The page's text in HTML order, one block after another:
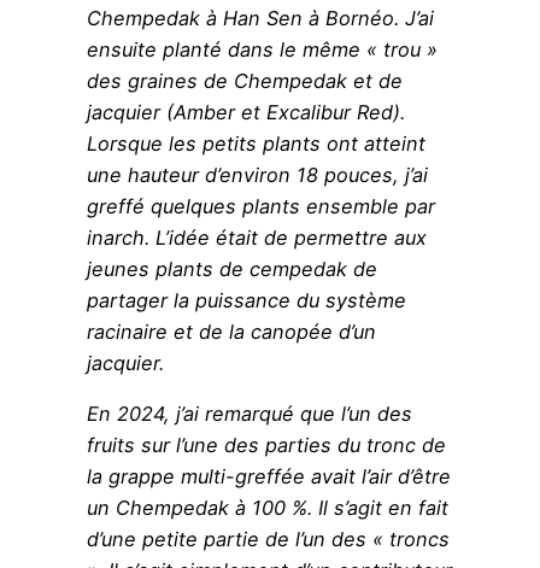
Chempedak à Han Sen à Bornéo. J’ai
ensuite planté dans le même « trou »
des graines de Chempedak et de
jacquier (Amber et Excalibur Red).
Lorsque les petits plants ont atteint
une hauteur d’environ 18 pouces, j’ai
greffé quelques plants ensemble par
inarch. L’idée était de permettre aux
jeunes plants de cempedak de
partager la puissance du système
racinaire et de la canopée d’un
jacquier.
En 2024, j’ai remarqué que l’un des
fruits sur l’une des parties du tronc de
la grappe multi-greffée avait l’air d’être
un Chempedak à 100 %. Il s’agit en fait
d’une petite partie de l’un des « troncs